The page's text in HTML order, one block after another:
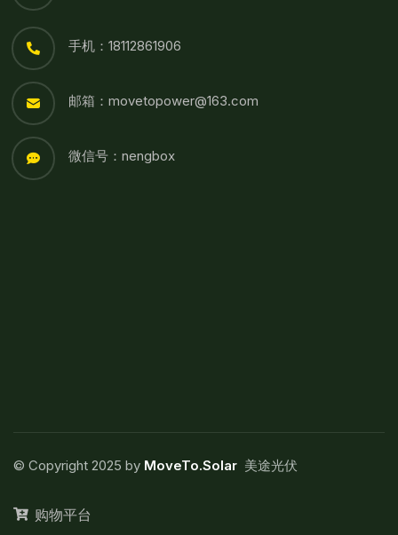
手机：18112861906
邮箱：movetopower@163.com
微信号：nengbox
© Copyright 2025 by MoveTo.Solar 美途光伏
购物平台